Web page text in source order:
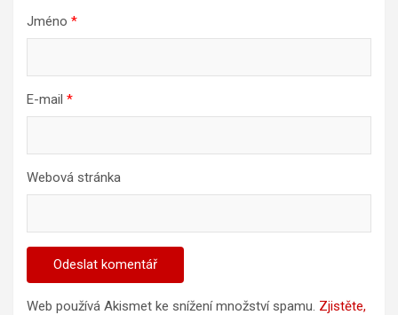
Jméno *
E-mail *
Webová stránka
Web používá Akismet ke snížení množství spamu. Zjistěte,